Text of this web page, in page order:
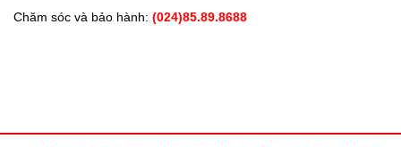
Chăm sóc và bảo hành: (024)85.89.8688